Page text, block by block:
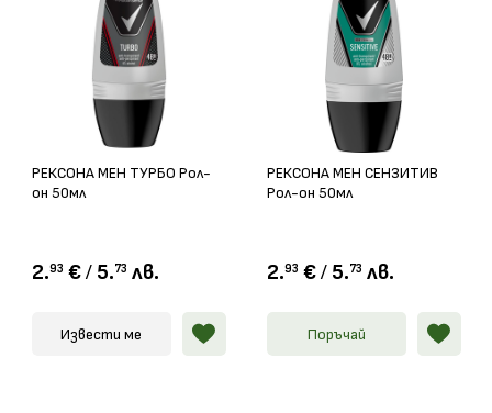
РЕКСОНА МЕН ТУРБО Рол-
он 50мл
2.93 € / 5.73 лв.
Извести ме
РЕКСОНА МЕН СЕНЗИТИВ
Рол-он 50мл
2.93 € / 5.73 лв.
Поръчай